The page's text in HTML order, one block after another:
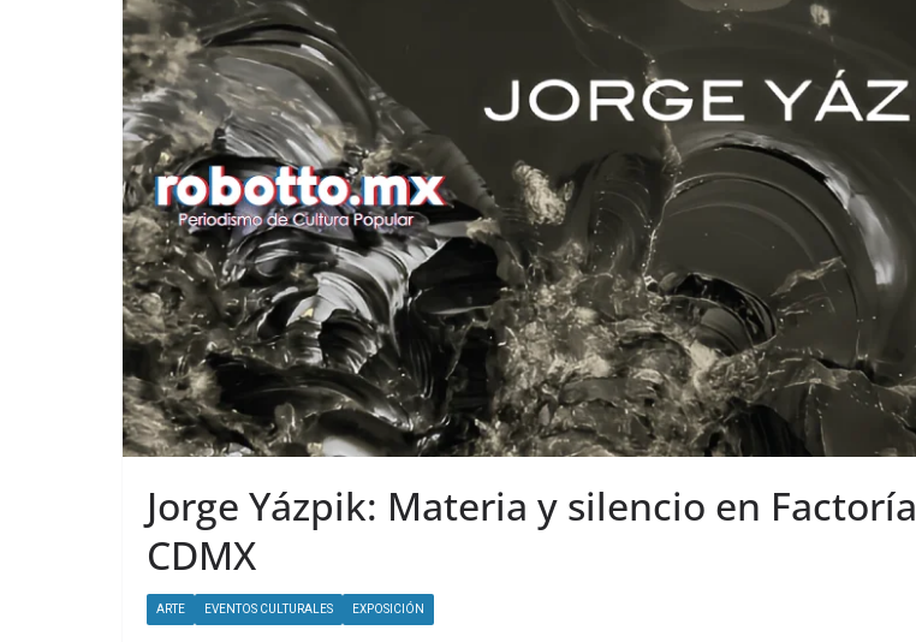
Jorge Yázpik: Materia y silencio en Factoría
CDMX
ARTE EVENTOS CULTURALES EXPOSICIÓN